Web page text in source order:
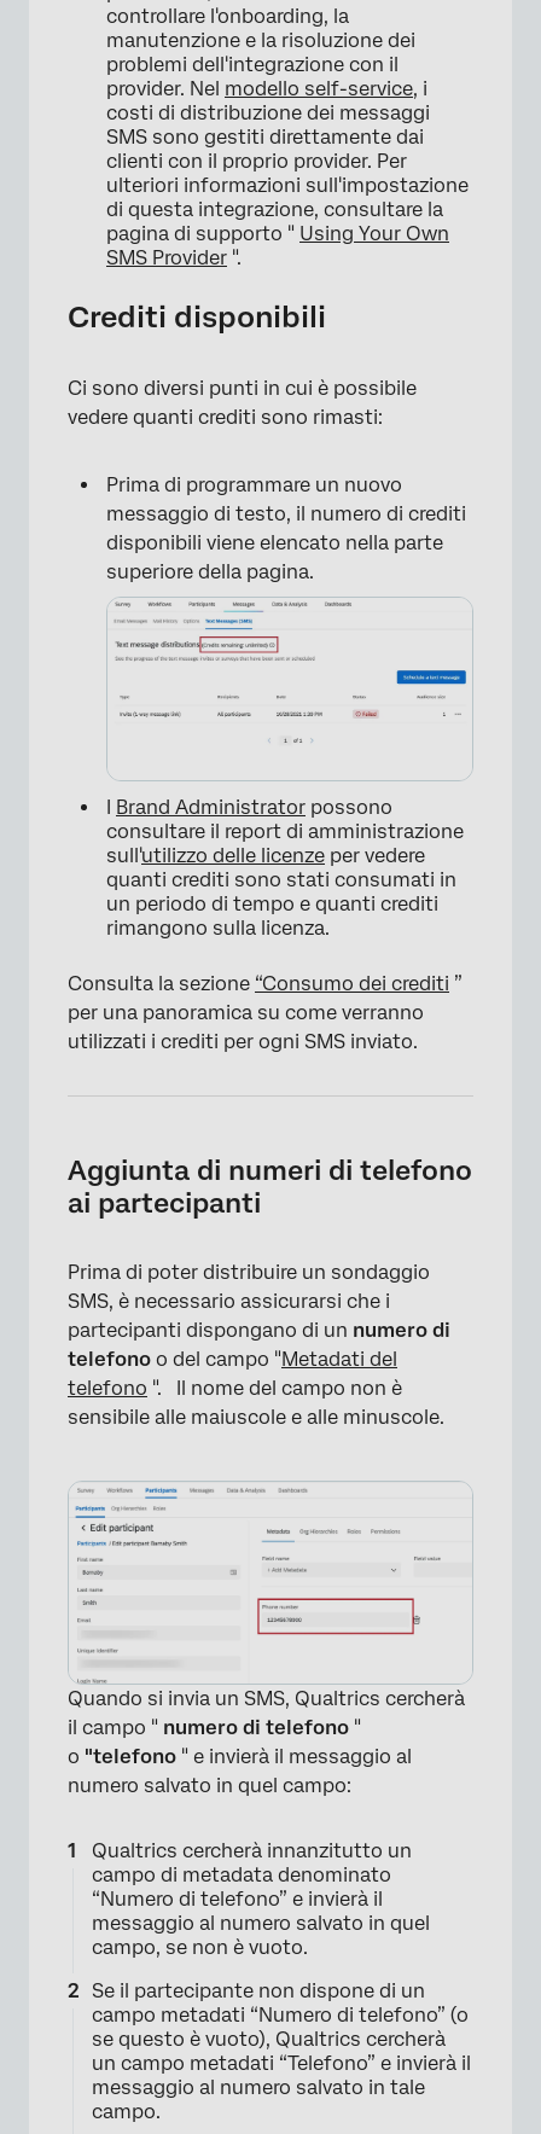
controllare l'onboarding, la
manutenzione e la risoluzione dei
problemi dell'integrazione con il
provider. Nel modello self-service, i
costi di distribuzione dei messaggi
SMS sono gestiti direttamente dai
clienti con il proprio provider. Per
ulteriori informazioni sull'impostazione
di questa integrazione, consultare la
pagina di supporto " Using Your Own
SMS Provider ".
Crediti disponibili
Ci sono diversi punti in cui è possibile
vedere quanti crediti sono rimasti:
Prima di programmare un nuovo
messaggio di testo, il numero di crediti
disponibili viene elencato nella parte
superiore della pagina.
×
Brand Administrator possono
consultare il report di amministrazione
sull'utilizzo delle licenze per vedere
quanti crediti sono stati consumati in
un periodo di tempo e quanti crediti
rimangono sulla licenza.
Consulta la sezione “Consumo dei crediti ”
per una panoramica su come verranno
utilizzati i crediti per ogni SMS inviato.
Aggiunta di numeri di telefono
ai partecipanti
Prima di poter distribuire un sondaggio
SMS, è necessario assicurarsi che i
partecipanti dispongano di un numero di
telefono o del campo "Metadati del
telefono ".
Il nome del campo non è
sensibile alle maiuscole e alle minuscole.
Quando si invia un SMS, Qualtrics cercherà
il campo " numero di telefono "
o "telefono " e invierà il messaggio al
numero salvato in quel campo:
Qualtrics cercherà innanzitutto un
campo di metadata denominato
“Numero di telefono” e invierà il
messaggio al numero salvato in quel
campo, se non è vuoto.
Se il partecipante non dispone di un
campo metadati “Numero di telefono” (o
se questo è vuoto), Qualtrics cercherà
un campo metadati “Telefono” e invierà il
messaggio al numero salvato in tale
campo.